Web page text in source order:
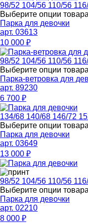
98/52 104/56 110/56
Выберите опции товара
Парка для девочки
арт. 03613
10 000 ₽
98/52 104/56 110/56
Выберите опции товара
Парка-ветровка для
арт. 89230
6 700 ₽
134/68 140/68 146/72
Выберите опции товара
Парка для девочки
арт. 03649
13 000 ₽
98/52 104/56 110/56
Выберите опции товара
Парка для девочки
арт. 02210
8 000 ₽